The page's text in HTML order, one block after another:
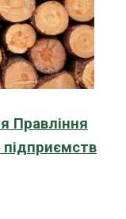
Правління
підприємств